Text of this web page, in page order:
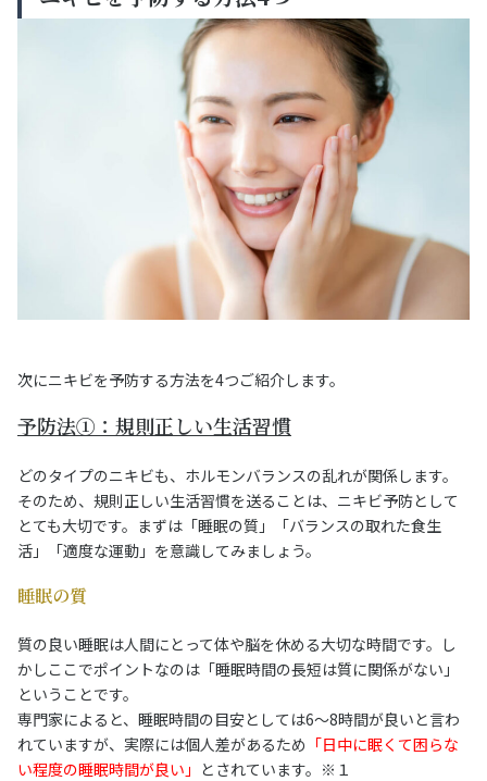
次にニキビを予防する方法を4つご紹介します。
予防法①：規則正しい生活習慣
どのタイプのニキビも、ホルモンバランスの乱れが関係します。
そのため、規則正しい生活習慣を送ることは、ニキビ予防として
とても大切です。まずは「睡眠の質」「バランスの取れた食生
活」「適度な運動」を意識してみましょう。
睡眠の質
質の良い睡眠は人間にとって体や脳を休める大切な時間です。し
かしここでポイントなのは「睡眠時間の長短は質に関係がない」
ということです。
専門家によると、睡眠時間の目安としては6〜8時間が良いと言わ
れていますが、実際には個人差があるため 「日中に眠くて困らな
い程度の睡眠時間が良い」 とされています。※１